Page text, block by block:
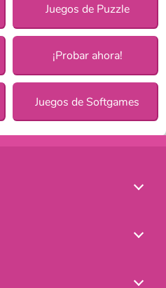
Juegos de Puzzle
¡Probar ahora!
Juegos de Softgames